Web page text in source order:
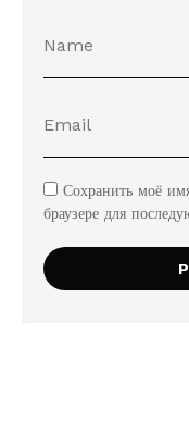
Сохранить моё
браузере для